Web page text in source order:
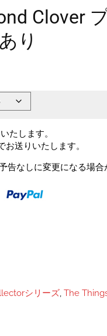
Clover
り
たします。
送りいたします。
告なしに変更になる場合
シリーズ, The